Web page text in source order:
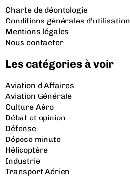
Charte de déontologie
Conditions générales d'utilisation
Mentions légales
Nous contacter
Les catégories à voir
Aviation d’Affaires
Aviation Générale
Culture Aéro
Débat et opinion
Défense
Dépose minute
Hélicoptère
Industrie
Transport Aérien